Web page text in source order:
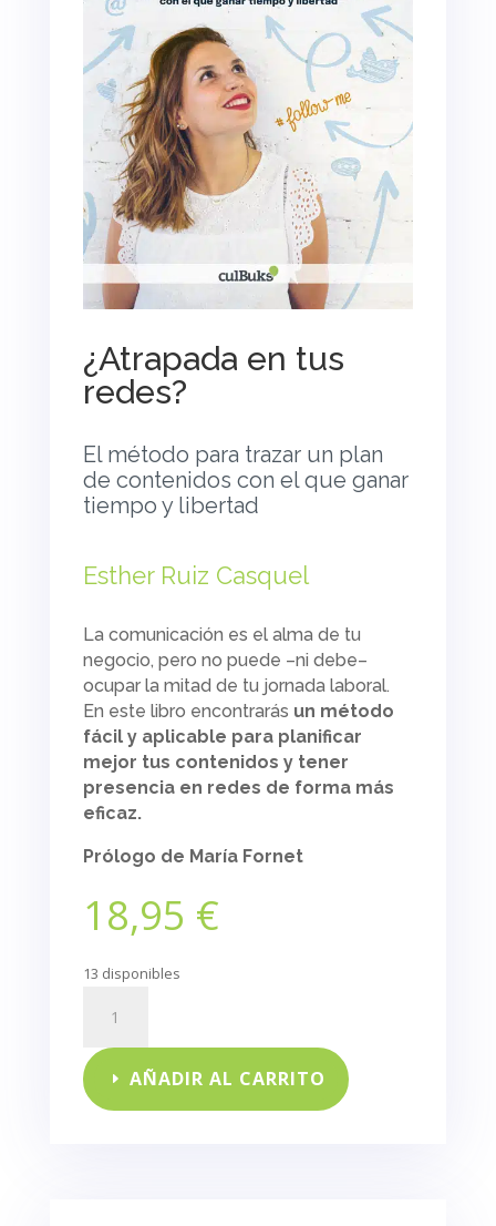
¿Atrapada en tus
redes?
El método para trazar un plan
de contenidos con el que ganar
tiempo y libertad
Esther Ruiz Casquel
La comunicación es el alma de tu
negocio, pero no puede –ni debe–
ocupar la mitad de tu jornada laboral.
En este libro encontrarás un método
fácil y aplicable para planificar
mejor tus contenidos y tener
presencia en redes de forma más
eficaz.
Prólogo de María Fornet
18,95 €
13 disponibles
tus
redes?
cantidad
AÑADIR AL CARRITO